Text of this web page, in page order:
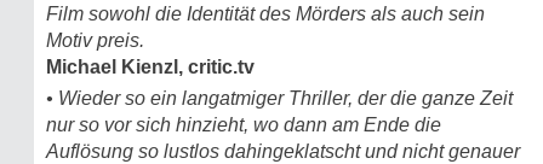
Film sowohl die Identität des Mörders als auch sein
Motiv preis.
Michael Kienzl, critic.tv
• Wieder so ein langatmiger Thriller, der die ganze Zeit
nur so vor sich hinzieht, wo dann am Ende die
Auflösung so lustlos dahingeklatscht und nicht genauer